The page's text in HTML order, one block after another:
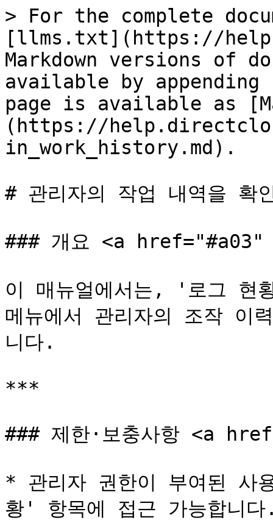
> For the complete
[llms.txt](https://
Markdown versions of
available by
page is available as
(https://
in_work_history.md).
# 관리자의 작업 내역을 확
### 개요 <a
이 매뉴얼에서는, '로그
메뉴에서 관리자의 조작 이
니다.
***
### 제한·보충사항 <a
* 관리자 권한이 부여된 사
황' 항목에 접근 가능합니